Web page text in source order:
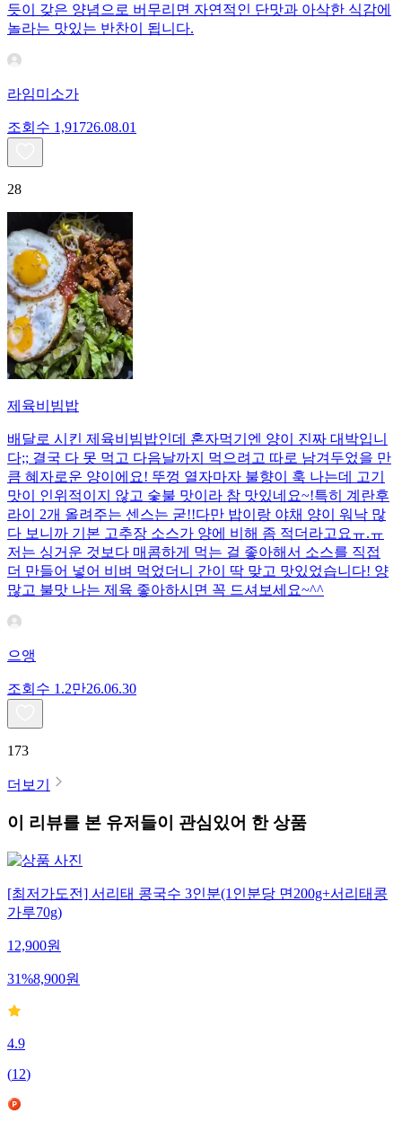
듯이 갖은 양념으로 버무리면 자연적인 단맛과 아삭한 식감에
놀라는 맛있는 반찬이 됩니다.
라임미소가
조회수 1,91726.08.01
28
제육비빔밥
배달로 시킨 제육비빔밥인데 혼자먹기엔 양이 진짜 대박입니
다;; 결국 다 못 먹고 다음날까지 먹으려고 따로 남겨두었을 만
큼 혜자로운 양이에요! 뚜껑 열자마자 불향이 훅 나는데 고기
맛이 인위적이지 않고 숯불 맛이라 참 맛있네요~!특히 계란후
라이 2개 올려주는 센스는 굳!! ​다만 밥이랑 야채 양이 워낙 많
다 보니까 기본 고추장 소스가 양에 비해 좀 적더라고요ㅠ.ㅠ
저는 싱거운 것보다 매콤하게 먹는 걸 좋아해서 소스를 직접
더 만들어 넣어 비벼 먹었더니 간이 딱 맞고 맛있었습니다! 양
많고 불맛 나는 제육 좋아하시면 꼭 드셔보세요~^^
으앵
조회수 1.2만26.06.30
173
더보기
이 리뷰를 본 유저들이 관심있어 한 상품
[최저가도전] 서리태 콩국수 3인분(1인분당 면200g+서리태콩
가루70g)
12,900원
31%8,900원
4.9
(12)